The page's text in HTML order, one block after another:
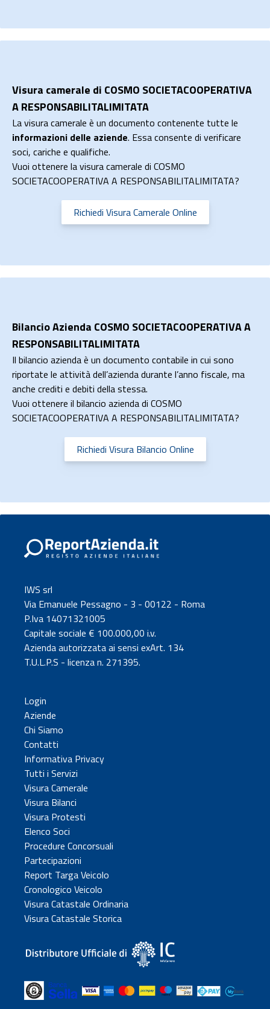
Visura camerale di COSMO SOCIETACOOPERATIVA
A RESPONSABILITALIMITATA
La visura camerale è un documento contenente tutte le
informazioni delle aziende. Essa consente di verificare
soci, cariche e qualifiche.
Vuoi ottenere la visura camerale di COSMO
SOCIETACOOPERATIVA A RESPONSABILITALIMITATA?
Richiedi Visura Camerale Online
Bilancio Azienda COSMO SOCIETACOOPERATIVA A
RESPONSABILITALIMITATA
Il bilancio azienda è un documento contabile in cui sono
riportate le attività dell’azienda durante l’anno fiscale, ma
anche crediti e debiti della stessa.
Vuoi ottenere il bilancio azienda di COSMO
SOCIETACOOPERATIVA A RESPONSABILITALIMITATA?
Richiedi Visura Bilancio Online
IWS srl
Via Emanuele Pessagno - 3 - 00122 - Roma
P.Iva 14071321005
Capitale sociale € 100.000,00 i.v.
Azienda autorizzata ai sensi exArt. 134
T.U.L.P.S - licenza n. 271395.
Login
Aziende
Chi Siamo
Contatti
Informativa Privacy
Tutti i Servizi
Visura Camerale
Visura Bilanci
Visura Protesti
Elenco Soci
Procedure Concorsuali
Partecipazioni
Report Targa Veicolo
Cronologico Veicolo
Visura Catastale Ordinaria
Visura Catastale Storica